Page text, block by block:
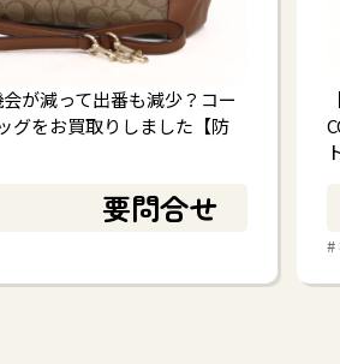
が減って出番も減少？コー
グをお買取りしました【防
要問合せ
#